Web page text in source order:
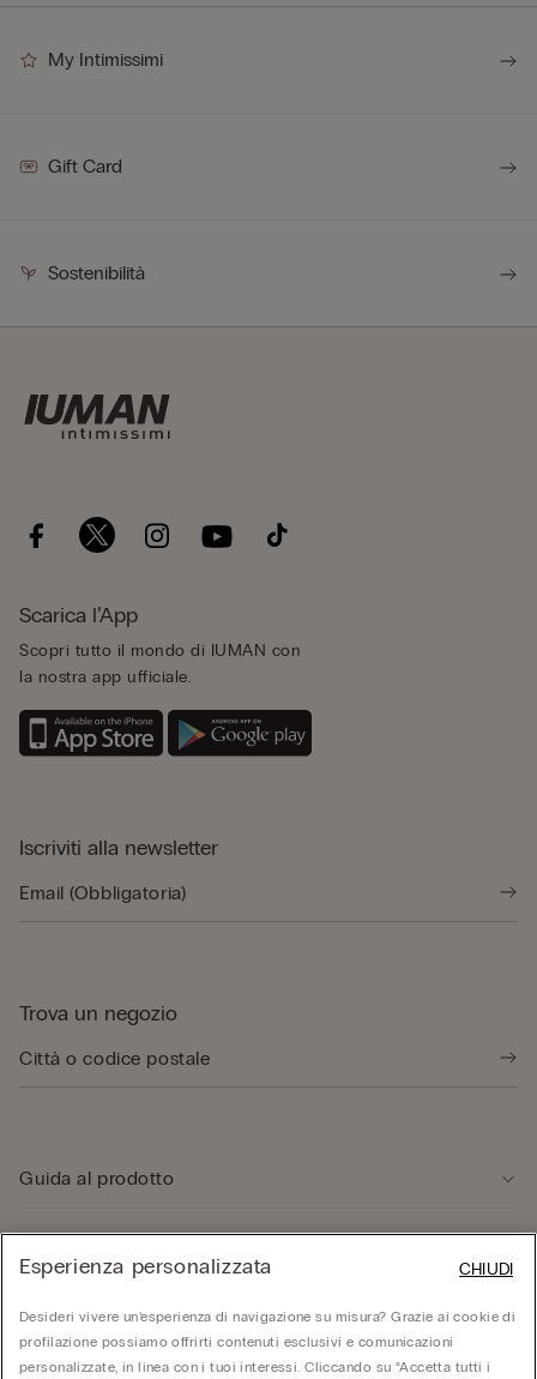
My Intimissimi
Gift Card
Sostenibilità
Scarica l’App
Scopri tutto il mondo di IUMAN con
la nostra app ufficiale.
Iscriviti alla newsletter
Trova un negozio
Guida al prodotto
Area Legale
Esperienza personalizzata
Desideri vivere un’esperienza di navigazione su misura? Grazie ai cookie di
profilazione possiamo offrirti contenuti esclusivi e comunicazioni
personalizzate, in linea con i tuoi interessi. Cliccando su “Accetta tutti i
CHIUDI